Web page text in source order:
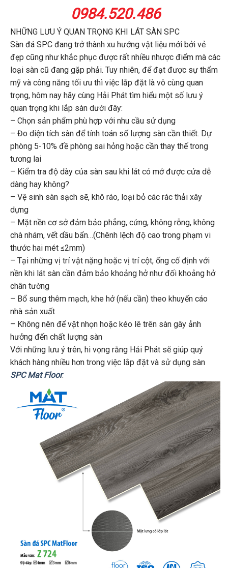
0984.520.486
NHỮNG LƯU Ý QUAN TRỌNG KHI LÁT SÀN SPC
Sàn đá SPC đang trở thành xu hướng vật liệu mới bởi vẻ
đẹp cũng như khắc phục được rất nhiều nhược điểm mà các
loại sàn cũ đang gặp phải. Tuy nhiên, để đạt được sự thẩm
mỹ và công năng tối ưu thì việc lắp đặt là vô cùng quan
trọng, hôm nay hãy cùng Hải Phát tìm hiểu một số lưu ý
quan trọng khi lắp sàn dưới đây:
– Chọn sản phẩm phù hợp với nhu cầu sử dụng
– Đo diện tích sàn để tính toán số lượng sàn cần thiết. Dự
phòng 5-10% đề phòng sai hỏng hoặc cần thay thế trong
tương lai
– Kiểm tra độ dày của sàn sau khi lát có mở được cửa dễ
dàng hay không?
– Vệ sinh sàn sạch sẽ, khô ráo, loại bỏ các rác thải xây
dựng
– Mặt nền cơ sở đảm bảo phẳng, cứng, không rỗng, không
chà nhám, vết dầu bẩn…(Chênh lệch độ cao trong phạm vi
thước hai mét ≤2mm)
– Tại những vị trí vật nặng hoặc vị trí cột, ống cố định với
nền khi lát sàn cần đảm bảo khoảng hở như đối khoảng hở
chân tường
– Bổ sung thêm mạch, khe hở (nếu cần) theo khuyến cáo
nhà sản xuất
– Không nên để vật nhọn hoặc kéo lê trên sàn gây ảnh
hưởng đến chất lượng sàn
Với những lưu ý trên, hi vọng rằng Hải Phát sẽ giúp quý
khách hàng nhiều hơn trong việc lắp đặt và sử dụng sàn
SPC Mat Floor.